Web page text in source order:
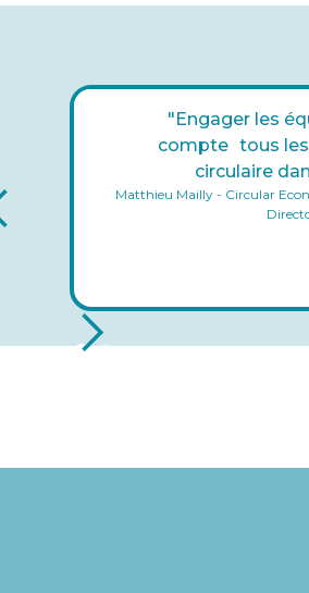
"Engager les
compte tous
circulaire
Matthieu Mailly - Circular